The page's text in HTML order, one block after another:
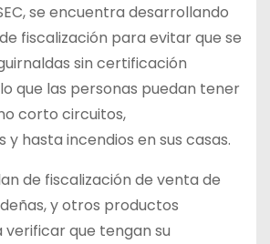
se encuentra desarrollando
fiscalización para evitar que se
sin certificación
que las personas puedan tener
corto circuitos,
hasta incendios en sus casas.
de fiscalización de venta de
y otros productos
que tengan su